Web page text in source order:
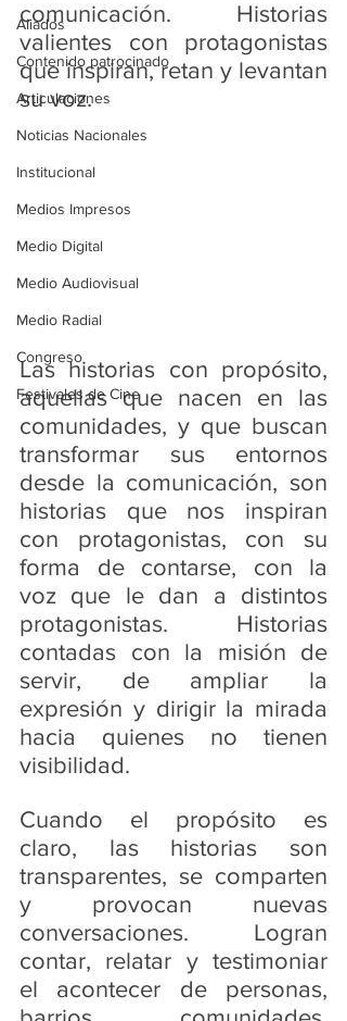
Aliados
Contenido patrocinado
Articulaciones
Noticias Nacionales
Institucional
Medios Impresos
Medio Digital
Medio Audiovisual
Medio Radial
Congreso
Festivales de Cine
comunicación. Historias
valientes con protagonistas
que inspiran, retan y levantan
su voz.
Las historias con propósito,
aquellas que nacen en las
comunidades, y que buscan
transformar sus entornos
desde la comunicación, son
historias que nos inspiran
con protagonistas, con su
forma de contarse, con la
voz que le dan a distintos
protagonistas. Historias
contadas con la misión de
servir, de ampliar la
expresión y dirigir la mirada
hacia quienes no tienen
visibilidad.
Cuando el propósito es
claro, las historias son
transparentes, se comparten
y provocan nuevas
conversaciones. Logran
contar, relatar y testimoniar
el acontecer de personas,